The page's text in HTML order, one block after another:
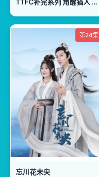
第24集
忘川花未央